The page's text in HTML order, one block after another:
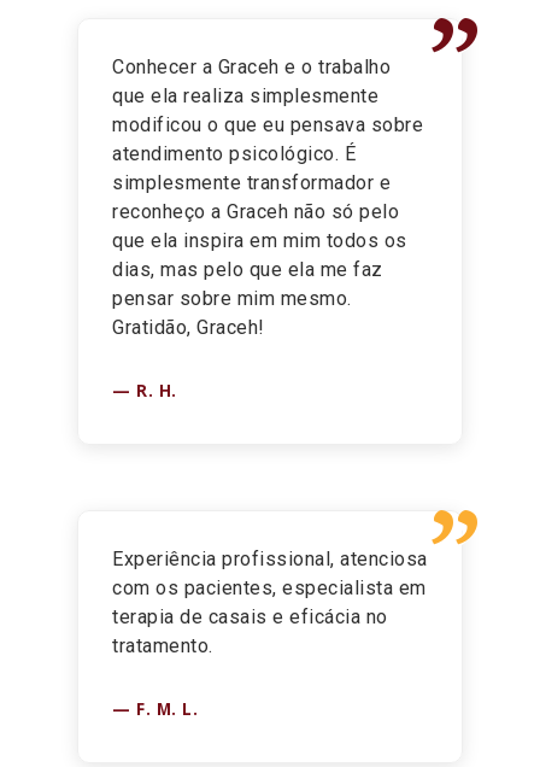
”
Conhecer a Graceh e o trabalho
que ela realiza simplesmente
modificou o que eu pensava sobre
atendimento psicológico. É
simplesmente transformador e
reconheço a Graceh não só pelo
que ela inspira em mim todos os
dias, mas pelo que ela me faz
pensar sobre mim mesmo.
Gratidão, Graceh!
R. H.
”
Experiência profissional, atenciosa
com os pacientes, especialista em
terapia de casais e eficácia no
tratamento.
F. M. L.